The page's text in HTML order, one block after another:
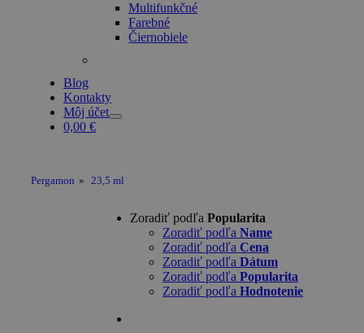
Multifunkčné
Farebné
Čiernobiele
Blog
Kontakty
Môj účet
0,00 €
Pergamon » 23,5 ml
Zoradiť podľa Popularita
Zoradiť podľa Name
Zoradiť podľa Cena
Zoradiť podľa Dátum
Zoradiť podľa Popularita
Zoradiť podľa Hodnotenie